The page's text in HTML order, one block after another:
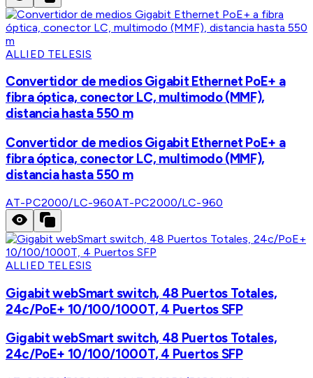
ALLIED TELESIS
Convertidor de medios Gigabit Ethernet PoE+ a
fibra óptica, conector LC, multimodo (MMF),
distancia hasta 550 m
Convertidor de medios Gigabit Ethernet PoE+ a
fibra óptica, conector LC, multimodo (MMF),
distancia hasta 550 m
AT-PC2000/LC-960AT-PC2000/LC-960
ALLIED TELESIS
Gigabit webSmart switch, 48 Puertos Totales,
24c/PoE+ 10/100/1000T, 4 Puertos SFP
Gigabit webSmart switch, 48 Puertos Totales,
24c/PoE+ 10/100/1000T, 4 Puertos SFP